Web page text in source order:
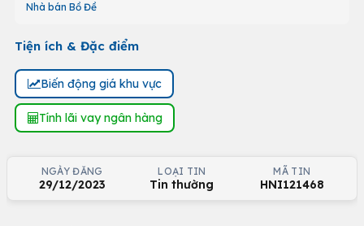
Nhà bán Bồ Đề
Tiện ích & Đặc điểm
Biến động giá khu vực
Tính lãi vay ngân hàng
NGÀY ĐĂNG
29/12/2023
LOẠI TIN
Tin thường
MÃ TIN
HNI121468